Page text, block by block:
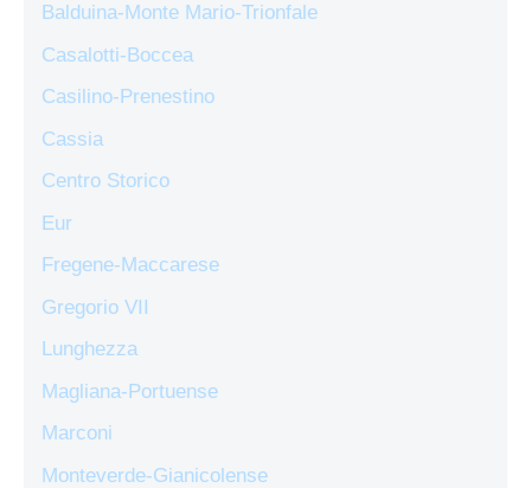
Balduina-Monte Mario-Trionfale
Casalotti-Boccea
Casilino-Prenestino
Cassia
Centro Storico
Eur
Fregene-Maccarese
Gregorio VII
Lunghezza
Magliana-Portuense
Marconi
Monteverde-Gianicolense